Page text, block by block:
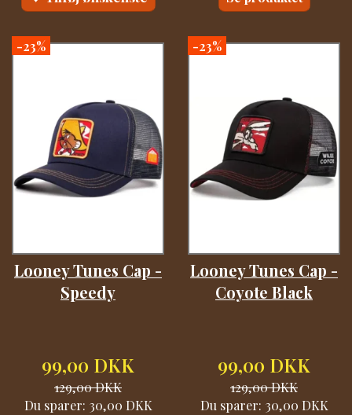
-23%
Looney Tunes Cap -
Speedy
99,00 DKK
129,00 DKK
Du sparer: 30,00 DKK
-23%
Looney Tunes Cap -
Coyote Black
99,00 DKK
129,00 DKK
Du sparer: 30,00 DKK